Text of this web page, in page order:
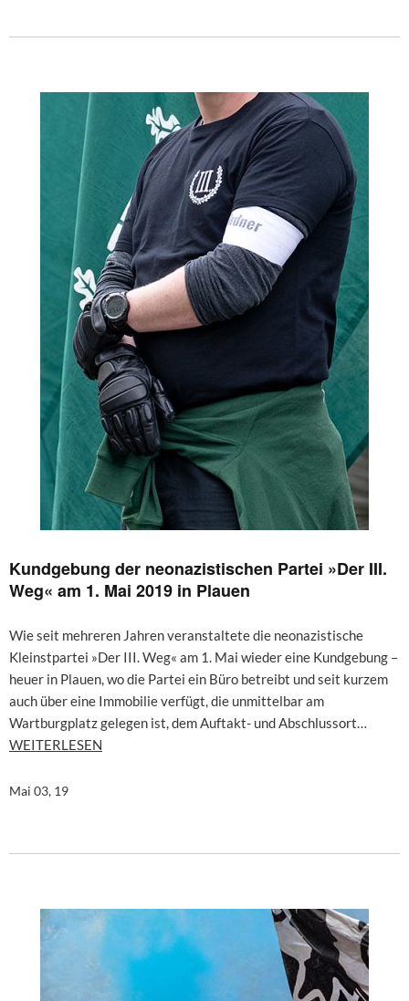
Kundgebung der neonazistischen Partei »Der III.
Weg« am 1. Mai 2019 in Plauen
Wie seit mehreren Jahren veranstaltete die neonazistische
Kleinstpartei »Der III. Weg« am 1. Mai wieder eine Kundgebung –
heuer in Plauen, wo die Partei ein Büro betreibt und seit kurzem
auch über eine Immobilie verfügt, die unmittelbar am
Wartburgplatz gelegen ist, dem Auftakt- und Abschlussort…
WEITERLESEN
Mai 03, 19